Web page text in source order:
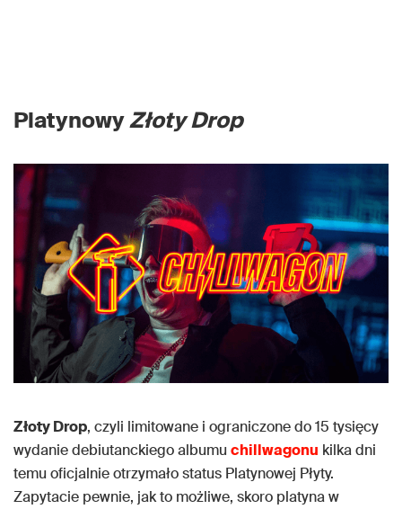
PlatynowyZłoty Drop
Złoty Drop, czyli limitowane i ograniczone do 15 tysięcy
wydanie debiutanckiego albumu chillwagonu kilka dni
temu oficjalnie otrzymało status Platynowej Płyty.
Zapytacie pewnie, jak to możliwe, skoro platyna w